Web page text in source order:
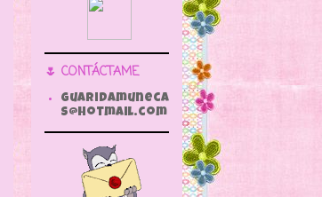
🌷 CONTÁCTAME
guaridamuneca
s@hotmail.com